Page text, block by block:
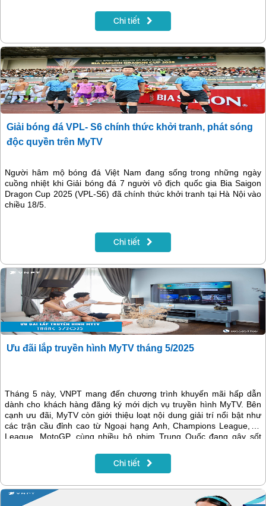
Chi tiết
Giải bóng đá VPL- S6 chính thức khởi tranh, phát sóng
độc quyền trên MyTV
Người hâm mộ bóng đá Việt Nam đang sống trong những ngày
cuồng nhiệt khi Giải bóng đá 7 người vô địch quốc gia Bia Saigon
Dragon Cup 2025 (VPL-S6) đã chính thức khởi tranh tại Hà Nội vào
chiều 18/5.
Chi tiết
Ưu đãi lắp truyền hình MyTV tháng 5/2025
Tháng 5 này, VNPT mang đến chương trình khuyến mãi hấp dẫn
dành cho khách hàng đăng ký mới dịch vụ truyền hình MyTV. Bên
cạnh ưu đãi, MyTV còn giới thiệu loạt nội dung giải trí nổi bật như
các trận cầu đỉnh cao từ Ngoại hạng Anh, Champions League, V-
League, MotoGP, cùng nhiều bộ phim Trung Quốc đang gây sốt
lý tưởng để bạn nâng cấp trải nghiệm giải trí tại nhà với MyTV.
Chi tiết